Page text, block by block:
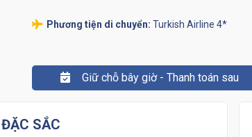
Phương tiện di chuyển: Turkish Airline 4*
Giữ chỗ bây giờ - Thanh toán sau
SẮC